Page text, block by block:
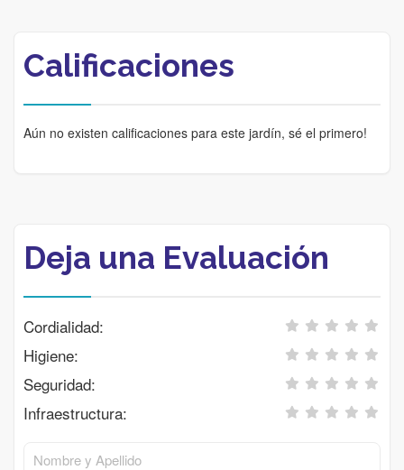
Calificaciones
Aún no existen calificaciones para este jardín, sé el primero!
Deja una Evaluación
Cordialidad:
Higiene:
Seguridad:
Infraestructura: